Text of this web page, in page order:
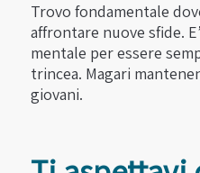
Trovo fondamentale
affrontare nuove sfide.
mentale per essere
trincea. Magari
giovani.